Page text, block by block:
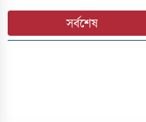
সর্বশেষ